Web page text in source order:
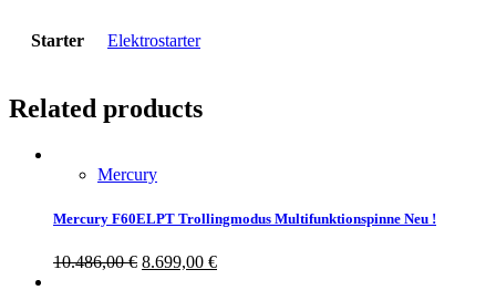
Starter Elektrostarter
Related products
Mercury
Mercury F60ELPT Trollingmodus Multifunktionspinne Neu !
10.486,00€ 8.699,00 €